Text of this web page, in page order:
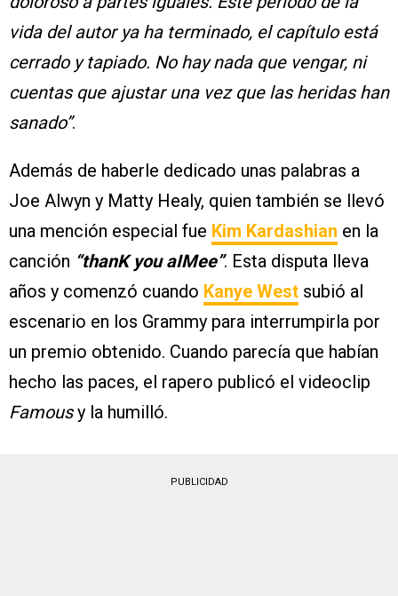
vida del autor ya ha terminado, el capítulo está
cerrado y tapiado. No hay nada que vengar, ni
cuentas que ajustar una vez que las heridas han
sanado”.
Además de haberle dedicado unas palabras a
Joe Alwyn y Matty Healy, quien también se llevó
una mención especial fue Kim Kardashian en la
canción “thanK you aIMee”. Esta disputa lleva
años y comenzó cuando Kanye West subió al
escenario en los Grammy para interrumpirla por
un premio obtenido. Cuando parecía que habían
hecho las paces, el rapero publicó el videoclip
Famousy la humilló.
PUBLICIDAD